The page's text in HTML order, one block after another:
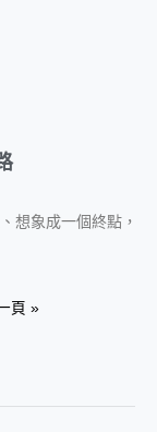
想象成一個終點，
頁 »